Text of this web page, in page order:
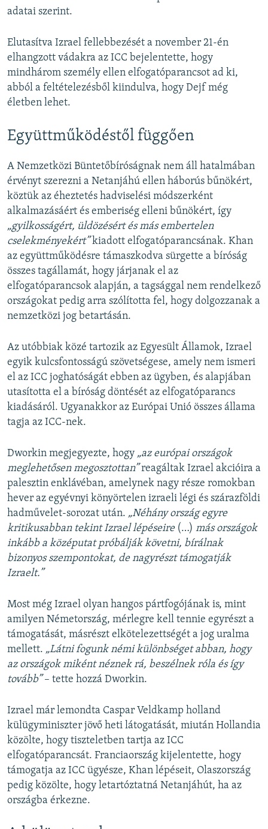
adatai szerint.
Elutasítva Izrael fellebbezését a november 21-én
elhangzott vádakra az ICC bejelentette, hogy
mindhárom személy ellen elfogatóparancsot ad ki,
abból a feltételezésből kiindulva, hogy Dejf még
életben lehet.
Együttműködéstől függően
A Nemzetközi Büntetőbíróságnak nem áll hatalmában
érvényt szerezni a Netanjáhú ellen háborús bűnökért,
köztük az éheztetés hadviselési módszerként
alkalmazásáért és emberiség elleni bűnökért, így
„gyilkosságért, üldözésért és más embertelen
cselekményekért”kiadott elfogatóparancsának. Khan
az együttműködésre támaszkodva sürgette a bíróság
összes tagállamát, hogy járjanak el az
elfogatóparancsok alapján, a tagsággal nem rendelkező
országokat pedig arra szólította fel, hogy dolgozzanak a
nemzetközi jog betartásán.
Az utóbbiak közé tartozik az Egyesült Államok, Izrael
egyik kulcsfontosságú szövetségese, amely nem ismeri
el az ICC joghatóságát ebben az ügyben, és alapjában
utasította el a bíróság döntését az elfogatóparancs
kiadásáról. Ugyanakkor az Európai Unió összes állama
tagja az ICC-nek.
Dworkin megjegyezte, hogy „az európai országok
meglehetősen megosztottan”reagáltak Izrael akcióira a
palesztin enklávéban, amelynek nagy része romokban
hever az egyévnyi könyörtelen izraeli légi és szárazföldi
hadművelet-sorozat után. „Néhány ország egyre
kritikusabban tekint Izrael lépéseire(…) más országok
inkább a középutat próbálják követni, bírálnak
bizonyos szempontokat, de nagyrészt támogatják
Izraelt.”
Most még Izrael olyan hangos pártfogójának is, mint
amilyen Németország, mérlegre kell tennie egyrészt a
támogatását, másrészt elkötelezettségét a jog uralma
mellett. „Látni fogunk némi különbséget abban, hogy
az országok miként néznek rá, beszélnek róla és így
tovább”– tette hozzá Dworkin.
Izrael már lemondta Caspar Veldkamp holland
külügyminiszter jövő heti látogatását, miután Hollandia
közölte, hogy tiszteletben tartja az ICC
elfogatóparancsát. Franciaország kijelentette, hogy
támogatja az ICC ügyésze, Khan lépéseit, Olaszország
pedig közölte, hogy letartóztatná Netanjáhút, ha az
országba érkezne.